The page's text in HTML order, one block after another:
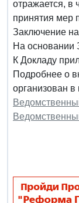
отражается, в
принятия мер
Заключение
На основании
К Докладу
Подробнее о
организован